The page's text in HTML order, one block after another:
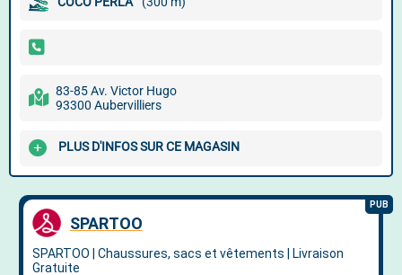
83-85 Av. Victor Hugo
93300 Aubervilliers
PLUS D'INFOS SUR CE MAGASIN